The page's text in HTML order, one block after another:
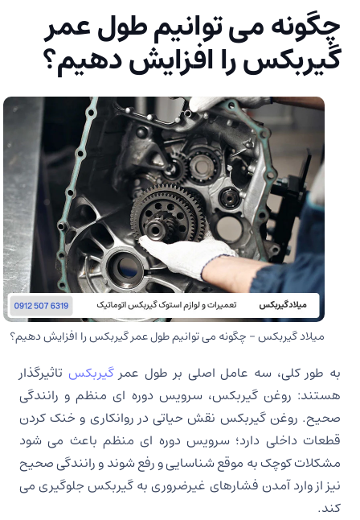
چگونه می توانیم طول عمر
گیربکس را افزایش دهیم؟
میلاد گیربکس – چگونه می توانیم طول عمر گیربکس را افزایش دهیم؟
به طور کلی، سه عامل اصلی بر طول عمرگیربکس تاثیرگذار
هستند: روغن گیربکس، سرویس دوره ای منظم و رانندگی
صحیح. روغن گیربکس نقش حیاتی در روانکاری و خنک کردن
قطعات داخلی دارد؛ سرویس دوره ای منظم باعث می شود
مشکلات کوچک به موقع شناسایی و رفع شوند و رانندگی صحیح
نیز از وارد آمدن فشارهای غیرضروری به گیربکس جلوگیری می
کند.